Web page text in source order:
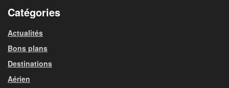
Catégories
Actualités
Bons plans
Destinations
Aérien